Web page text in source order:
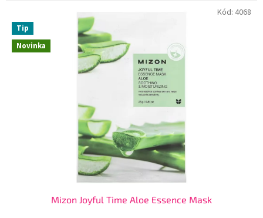
Novinka
Tip
Mizon Joyful Time Aloe Essence Mask
Kód: 4068